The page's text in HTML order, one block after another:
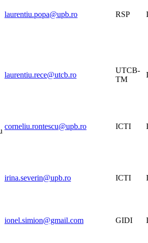
laurentiu.popa@upb.ro RSP
laurentiu.rece@utcb.ro
UTCB-
TM
corneliu.rontescu@upb.ro ICTI
irina.severin@upb.ro ICTI
ionel.simion@gmail.com GIDI